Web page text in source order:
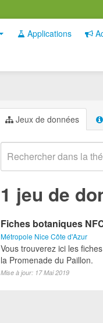
Applications
Jeux de données
1 jeu de
Fiches botaniques
Métropole Nice Côte d'Azur
Vous trouverez ici les
la Promenade du Paillon.
Mise à jour: 17 Mai 2019